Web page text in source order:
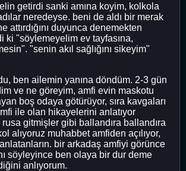
getirdi sanki amına koyim, kolkola
neredeyse. beni de aldı bir merak
attırdığını duyunca denemekten
ki "söylemeyelim ev tayfasına,
"senin akıl sağlığını sikeyim"
ben ailemin yanına döndüm. 2-3 gün
ve ne göreyim, amfi evin maskotu
boş odaya götürüyor, sıra kavgaları
ile olan hikayelerini anlatıyor
gitmişler gibi ballandıra ballandıra
alıyoruz muhabbet amfiden açılıyor,
bir arkadaş amfiyi görünce
söyleyince ben olaya bir dur deme
anlıyorum.